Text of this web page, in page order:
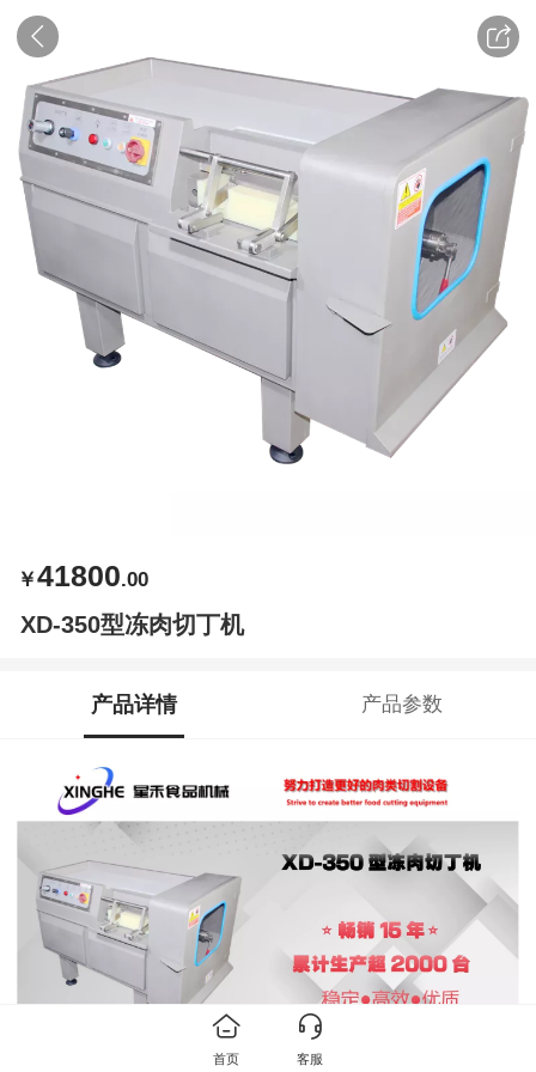
￥41800.00
XD-350型冻肉切丁机
产品详情 产品参数
首页 客服